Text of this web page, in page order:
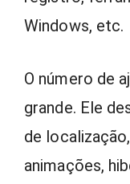
Windows, etc.
O número de
grande. Ele
de
animações,